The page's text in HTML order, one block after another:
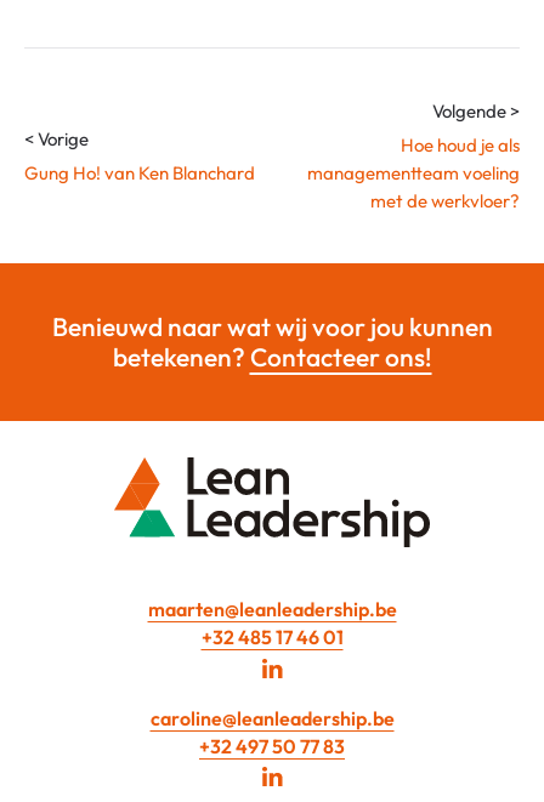
< Vorige
Gung Ho! van Ken Blanchard
Volgende >
Hoe houd je als
managementteam voeling
met de werkvloer?
Benieuwd naar wat wij voor jou kunnen
betekenen?Contacteer ons!
maarten@leanleadership.be
+32 485 17 46 01
caroline@leanleadership.be
+32 497 50 77 83